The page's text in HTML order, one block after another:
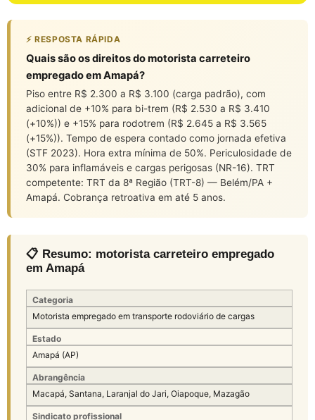
⚡ RESPOSTA RÁPIDA
Quais são os direitos do motorista carreteiro
empregado em Amapá?
Piso entre R$ 2.300 a R$ 3.100 (carga padrão), com
adicional de +10% para bi-trem (R$ 2.530 a R$ 3.410
(+10%)) e +15% para rodotrem (R$ 2.645 a R$ 3.565
(+15%)). Tempo de espera contado como jornada efetiva
(STF 2023). Hora extra mínima de 50%. Periculosidade de
30% para inflamáveis e cargas perigosas (NR-16). TRT
competente: TRT da 8ª Região (TRT-8) — Belém/PA +
Amapá. Cobrança retroativa em até 5 anos.
📋 Resumo: motorista carreteiro empregado
em Amapá
Categoria
Motorista empregado em transporte rodoviário de cargas
Estado
Amapá (AP)
Abrangência
Macapá, Santana, Laranjal do Jari, Oiapoque, Mazagão
Sindicato profissional